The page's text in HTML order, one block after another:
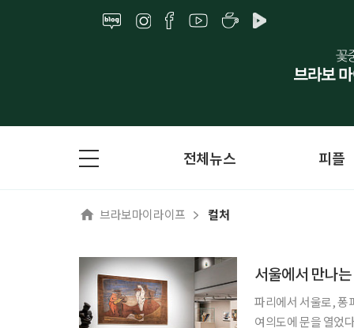
전체뉴스 피플
브라보마이라이프 컬처
서울에서 만나
파리에서 서울로, 퐁
여의도에 문을 열었